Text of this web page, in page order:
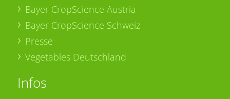
Bayer CropScience Austria
Bayer CropScience Schweiz
Presse
Vegetables Deutschland
Infos